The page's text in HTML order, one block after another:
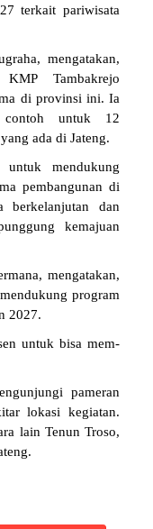
terkait pariwisata
mengatakan,
Tambakrejo
di provinsi ini. Ia
untuk 12
ada di Jateng.
untuk mendukung
pembangunan di
berkelanjutan dan
kemajuan
mengatakan,
program
2027.
untuk bisa mem-
pameran
lokasi kegiatan.
lain Tenun Troso,